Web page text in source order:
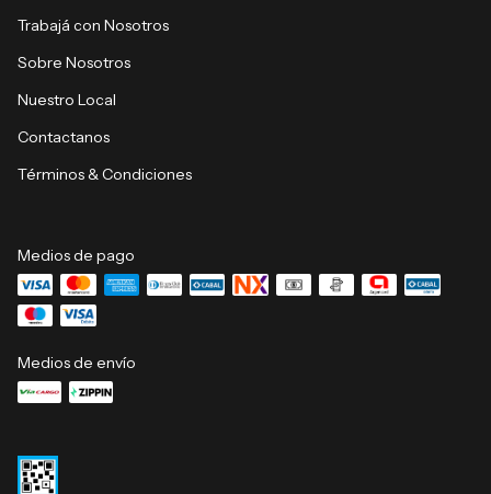
Trabajá con Nosotros
Sobre Nosotros
Nuestro Local
Contactanos
Términos & Condiciones
Medios de pago
Medios de envío